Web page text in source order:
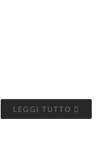
LEGGI TUTTO